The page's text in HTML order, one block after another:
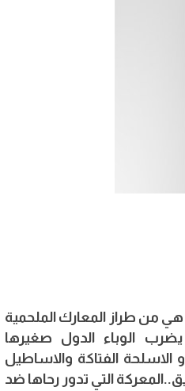
او كوفيد/١٩ ليست تقليدية بل هي من طراز المعارك الملحمية
الوباء الدول صغيرها
الفتاكة والاساطيل
التي تدور رحاها ضد